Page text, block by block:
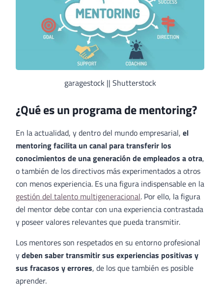
garagestock || Shutterstock
¿Qué es un programa de mentoring?
En la actualidad, y dentro del mundo empresarial, el
mentoring facilita un canal para transferir los
conocimientos de una generación de empleados a otra,
o también de los directivos más experimentados a otros
con menos experiencia. Es una figura indispensable en la
gestión del talento multigeneracional. Por ello, la figura
del mentor debe contar con una experiencia contrastada
y poseer valores relevantes que pueda transmitir.
Los mentores son respetados en su entorno profesional
ydeben saber transmitir sus experiencias positivas y
sus fracasos y errores, de los que también es posible
aprender.